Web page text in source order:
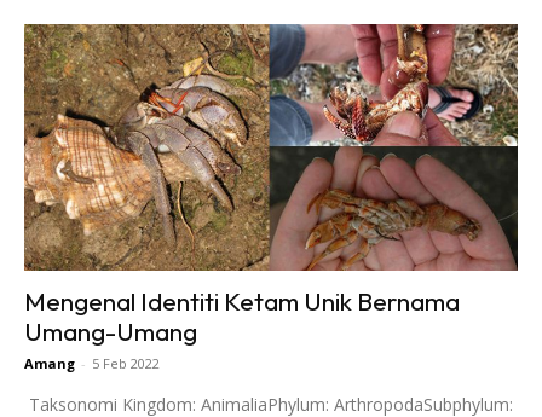
Mengenal Identiti Ketam Unik Bernama
Umang-Umang
Amang - 5 Feb 2022
Taksonomi Kingdom: AnimaliaPhylum: ArthropodaSubphylum: